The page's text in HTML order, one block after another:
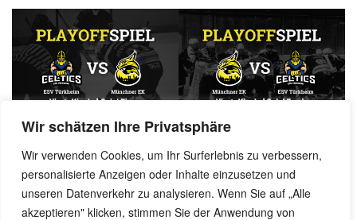
Wir schätzen Ihre Privatsphäre
Wir verwenden Cookies, um Ihr Surferlebnis zu verbessern,
personalisierte Anzeigen oder Inhalte einzusetzen und
unseren Datenverkehr zu analysieren. Wenn Sie auf „Alle
akzeptieren" klicken, stimmen Sie der Anwendung von
Benjamin Dornow, 20. Februar 2025